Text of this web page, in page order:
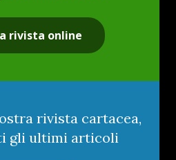
rivista online
rivista cartacea,
gli ultimi articoli